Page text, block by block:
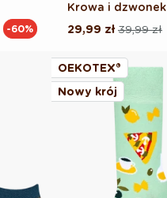
-60%
Krowa i dzwonek
Cena
39,99 zł
Cena
29,99 zł
OEKOTEX®
Nowy krój